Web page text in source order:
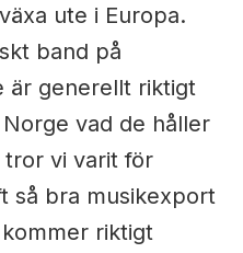
ute i Europa.
band på
är generellt riktigt
vad de håller
tror vi varit för
så bra musikexport
riktigt